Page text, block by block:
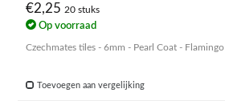
€2,25 20 stuks
Op voorraad
Czechmates tiles - 6mm - Pearl Coat - Flamingo
Toevoegen aan vergelijking